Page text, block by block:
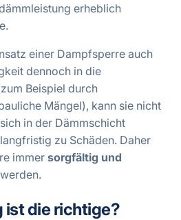
erheblich
einer Dampfsperre auch
dennoch in die
Beispiel durch
Mängel), kann sie nicht
in der Dämmschicht
zu Schäden. Daher
immersorgfältig und
ist die richtige?